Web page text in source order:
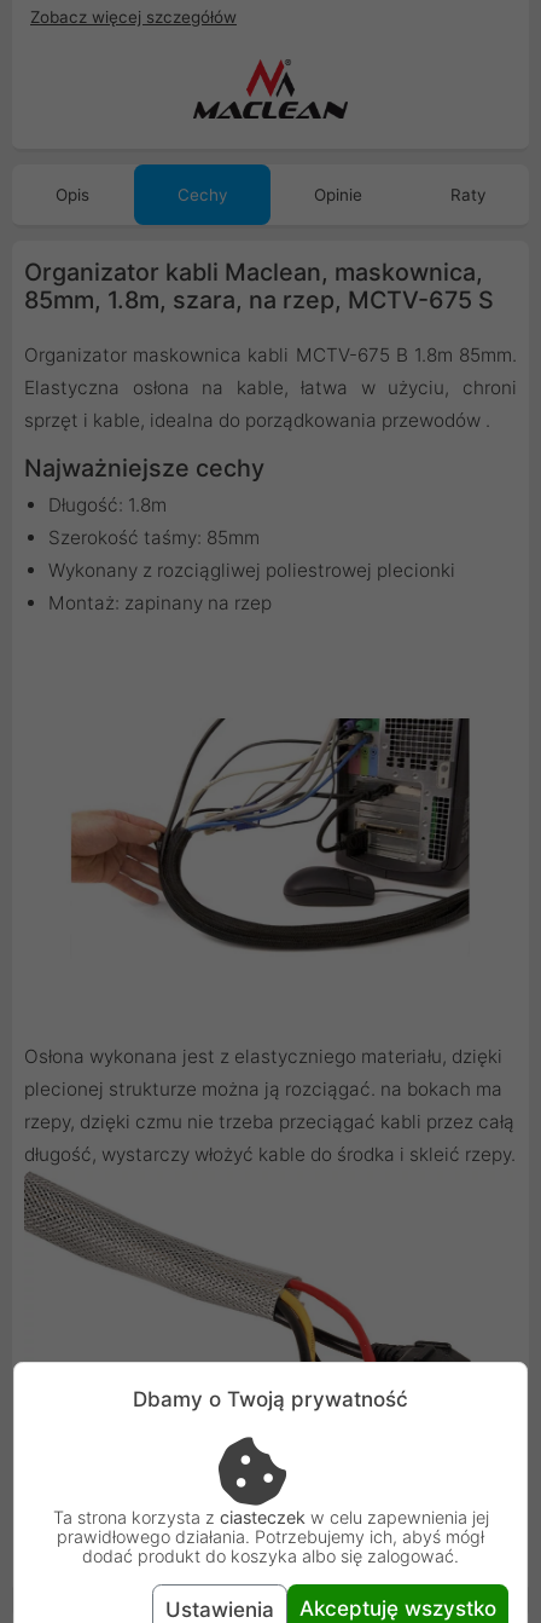
Zobacz więcej szczegółów
Opis Cechy Opinie Raty
Organizator kabli Maclean, maskownica,
85mm, 1.8m, szara, na rzep, MCTV-675 S
Organizator maskownica kabli MCTV-675 B 1.8m 85mm.
Elastyczna osłona na kable, łatwa w użyciu, chroni
sprzęt i kable, idealna do porządkowania przewodów .
Najważniejsze cechy
Długość: 1.8m
Szerokość taśmy: 85mm
Wykonany z rozciągliwej poliestrowej plecionki
Montaż: zapinany na rzep
Osłona wykonana jest z elastyczniego materiału, dzięki
plecionej strukturze można ją rozciągać. na bokach ma
rzepy, dzięki czmu nie trzeba przeciągać kabli przez całą
długość, wystarczy włożyć kable do środka i skleić rzepy.
Dbamy o Twoją prywatność
Ta strona korzysta z ciasteczek w celu zapewnienia jej
prawidłowego działania. Potrzebujemy ich, abyś mógł
dodać produkt do koszyka albo się zalogować.
Ustawienia Akceptuję wszystko